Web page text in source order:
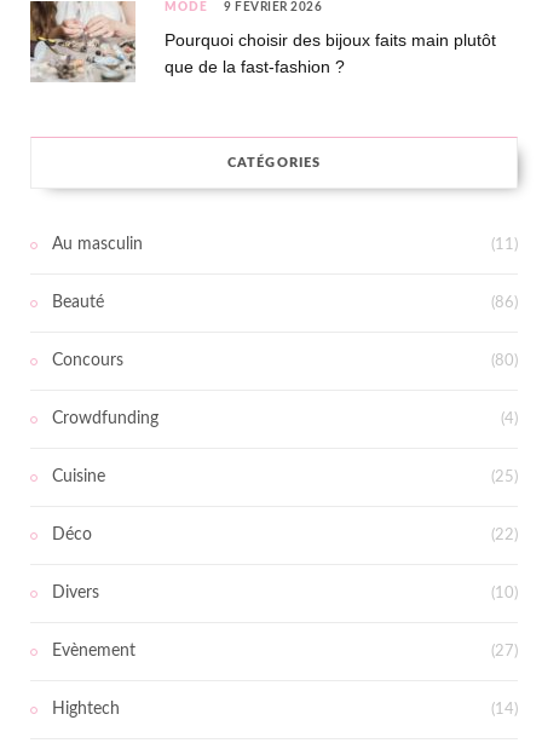
MODE 9 FÉVRIER 2026
Pourquoi choisir des bijoux faits main plutôt
que de la fast-fashion ?
CATÉGORIES
Au masculin (11)
Beauté (86)
Concours (80)
Crowdfunding (4)
Cuisine (25)
Déco (22)
Divers (10)
Evènement (27)
Hightech (14)